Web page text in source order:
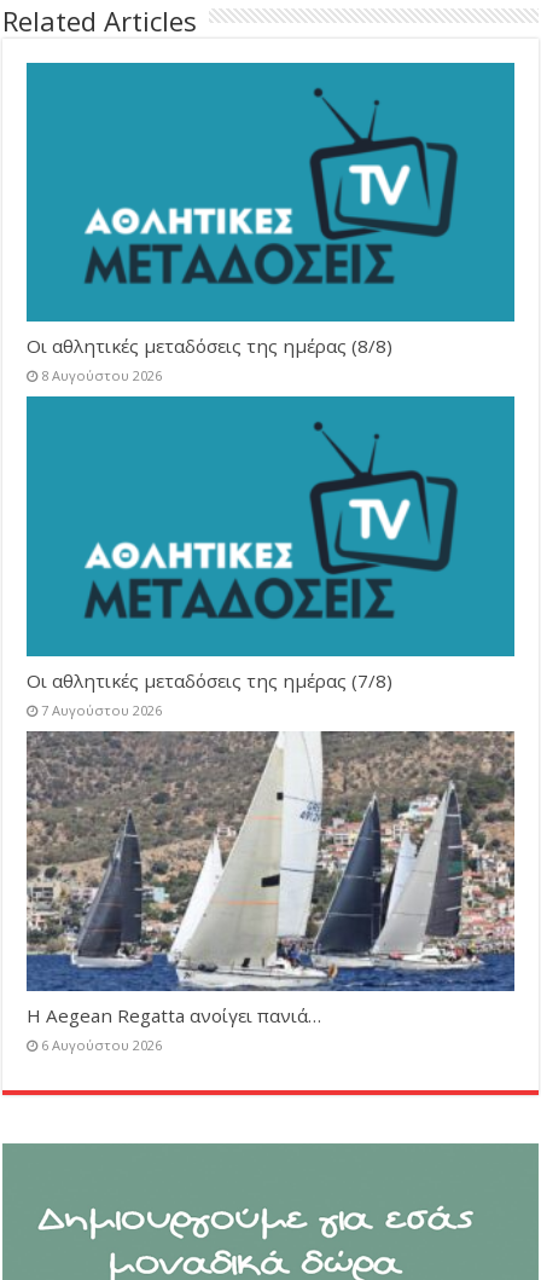
Related Articles
Οι αθλητικές μεταδόσεις της ημέρας (8/8)
8 Αυγούστου 2026
Οι αθλητικές μεταδόσεις της ημέρας (7/8)
7 Αυγούστου 2026
Η Aegean Regatta ανοίγει πανιά…
6 Αυγούστου 2026